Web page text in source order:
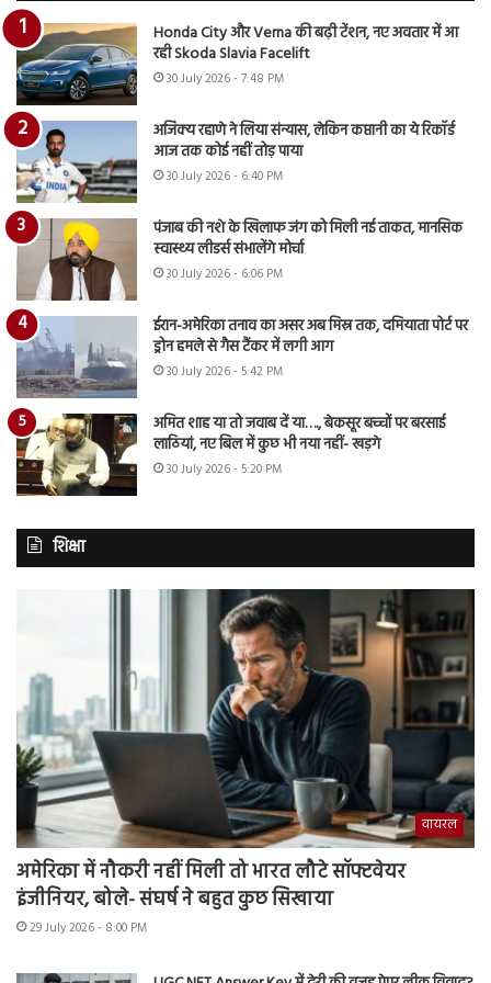
Honda City और Verna की बढ़ी टेंशन, नए अवतार में आ
रही Skoda Slavia Facelift
30 July 2026 - 7:48 PM
अजिंक्य रहाणे ने लिया संन्यास, लेकिन कप्तानी का ये रिकॉर्ड
आज तक कोई नहीं तोड़ पाया
30 July 2026 - 6:40 PM
पंजाब की नशे के खिलाफ जंग को मिली नई ताकत, मानसिक
स्वास्थ्य लीडर्स संभालेंगे मोर्चा
30 July 2026 - 6:06 PM
ईरान-अमेरिका तनाव का असर अब मिस्र तक, दमियाता पोर्ट पर
ड्रोन हमले से गैस टैंकर में लगी आग
30 July 2026 - 5:42 PM
अमित शाह या तो जवाब दें या…., बेकसूर बच्चों पर बरसाई
लाठियां, नए बिल में कुछ भी नया नहीं- खड़गे
30 July 2026 - 5:20 PM
शिक्षा
वायरल
अमेरिका में नौकरी नहीं मिली तो भारत लौटे सॉफ्टवेयर
इंजीनियर, बोले- संघर्ष ने बहुत कुछ सिखाया
29 July 2026 - 8:00 PM